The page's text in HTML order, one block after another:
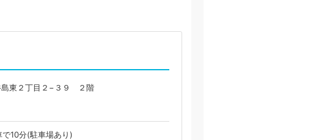
島東２丁目２−３９ ２階
10分(駐車場あり)